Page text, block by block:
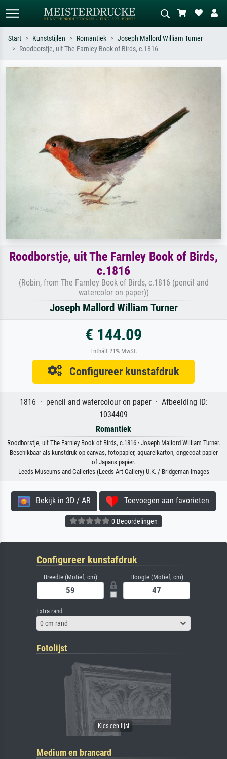
Start Kunststijlen Romantiek
Joseph Mallord William Turner
Roodborstje, uit The Farnley Book of Birds, c.1816
Roodborstje, uit The Farnley Book of Birds,
c.1816
(Robin, from The Farnley Book of Birds, c.1816 (pencil and
watercolor on paper))
Joseph Mallord William Turner
€ 144.09
Enthält 21% MwSt.
Configureer kunstafdruk
1816 · pencil and watercolour on paper · Afbeelding ID:
1034409
Romantiek
Roodborstje, uit The Farnley Book of Birds, c.1816 · Joseph Mallord William Turner.
Beschikbaar als kunstdruk op canvas, fotopapier, aquarelkarton, ongecoat papier
of Japans papier.
Leeds Museums and Galleries (Leeds Art Gallery) U.K. / Bridgeman Images
Bekijk in 3D / AR Toevoegen aan favorieten
0 Beoordelingen
Configureer kunstafdruk
Breedte (Motief, cm) Hoogte (Motief, cm)
Extra rand
0 cm rand
Fotolijst
Medium en brancard